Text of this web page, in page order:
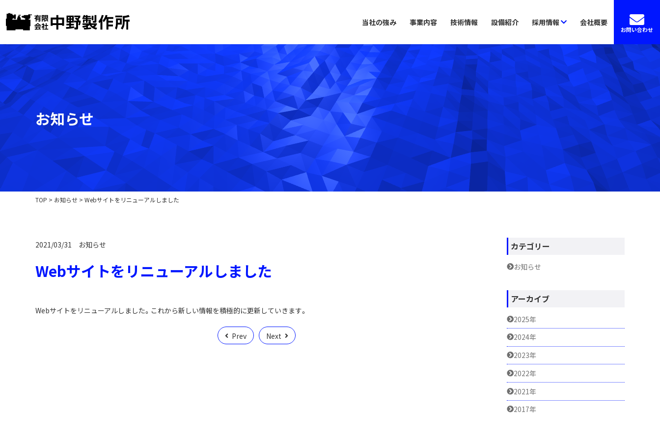
当社の強み 事業内容 技術情報 設備紹介 採用情報
スタッフ紹介
募集要項
会社概要
お問い合わせ
お知らせ
TOP > お知らせ > Webサイトをリニューアルしました
2021/03/31 お知らせ
Webサイトをリニューアルしました
Webサイトをリニューアルしました。これから新しい情報を積極的に更新していきます。
Prev Next
カテゴリー
お知らせ
アーカイブ
2025年
2024年
2023年
2022年
2021年
2017年